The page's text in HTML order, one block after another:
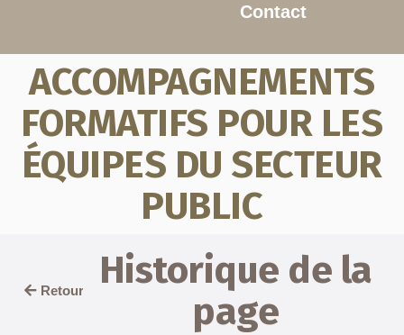
Contact
ACCOMPAGNEMENTS
FORMATIFS POUR LES
ÉQUIPES DU SECTEUR
PUBLIC
Retour
Historique de la
page